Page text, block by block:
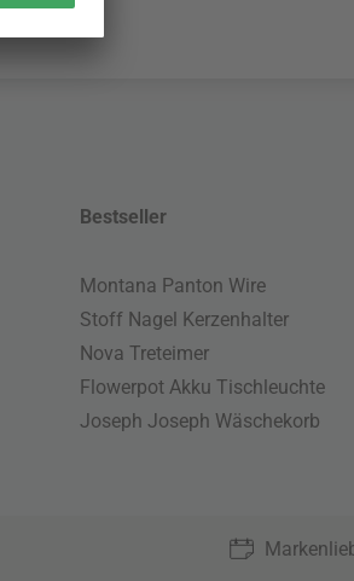
Bestseller
Montana Panton Wire
Stoff Nagel Kerzenhalter
Nova Treteimer
Flowerpot Akku Tischleuchte
Joseph Joseph Wäschekorb